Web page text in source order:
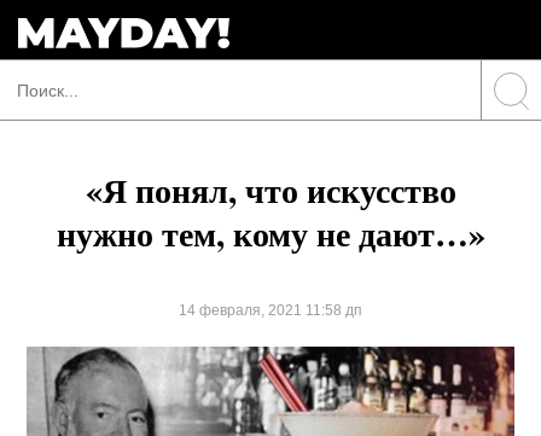
«Я понял, что искусство
нужно тем, кому не дают…»
14 февраля, 2021 11:58 дп